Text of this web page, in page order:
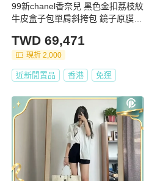
99新chanel香奈兒 黑色金扣荔枝紋
牛皮盒子包單肩斜挎包 鏡子原膜在
7*9cm。
TWD 69,471
現折 2,000
近新閒置品 香港 免運